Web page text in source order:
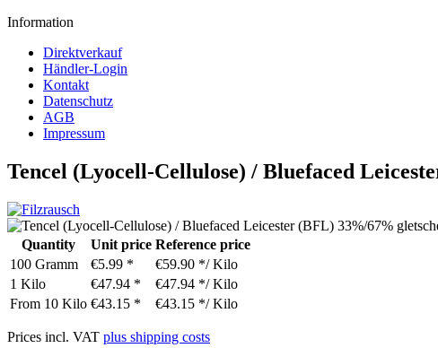
Information
Direktverkauf
Händler-Login
Kontakt
Datenschutz
AGB
Impressum
Tencel (Lyocell-Cellulose) / Bluefaced
Quantity Unit price Reference price
100 Gramm
€5.99 *
€59.90 */ Kilo
1 Kilo
€47.94 *
€47.94 */ Kilo
From 10 Kilo €43.15 * €43.15 */ Kilo
Prices incl. VAT plus shipping costs